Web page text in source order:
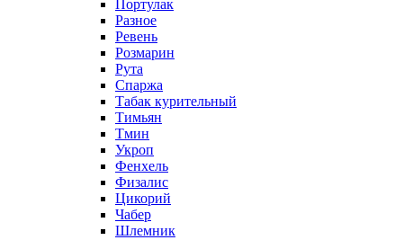
Портулак
Разное
Ревень
Розмарин
Рута
Спаржа
Табак курительный
Тимьян
Тмин
Укроп
Фенхель
Физалис
Цикорий
Чабер
Шлемник